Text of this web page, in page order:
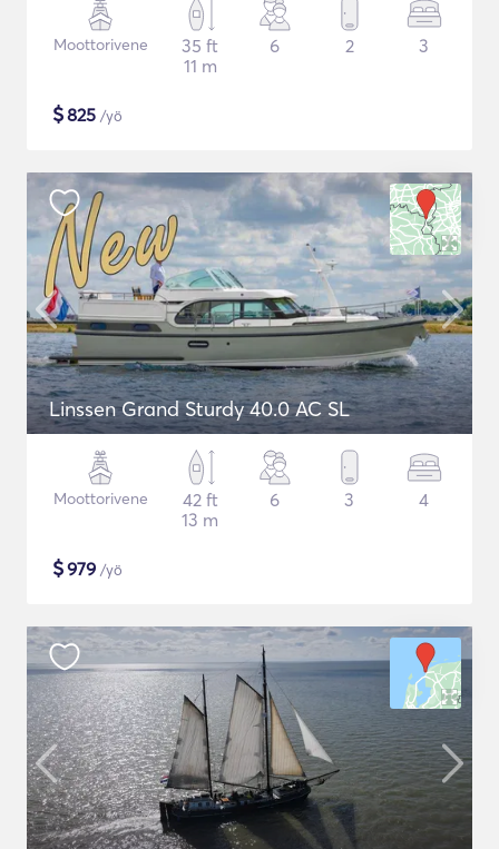
Moottorivene
35 ft
11 m
6 2 3
$825 /yö
Linssen Grand Sturdy 40.0 AC SL
Moottorivene
42 ft
13 m
6 3 4
$979 /yö